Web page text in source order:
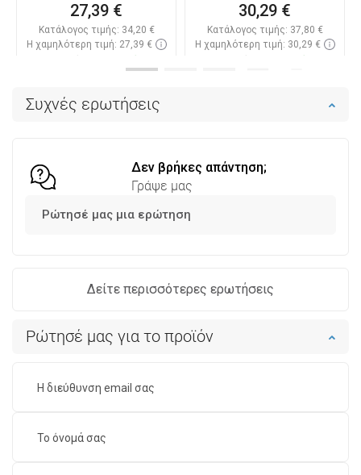
Συχνές ερωτήσεις
Δεν βρήκες απάντηση;
Γράψε μας
Ρώτησέ μας μια ερώτηση
Δείτε περισσότερες ερωτήσεις
Ρώτησέ μας για το προϊόν
27,39 €
Κατάλογος τιμής: 34,20 €
Η χαμηλότερη τιμή: 27,39 €
30,29 €
Κατάλογος τιμής: 37,80 €
Η χαμηλότερη τιμή: 30,29 €